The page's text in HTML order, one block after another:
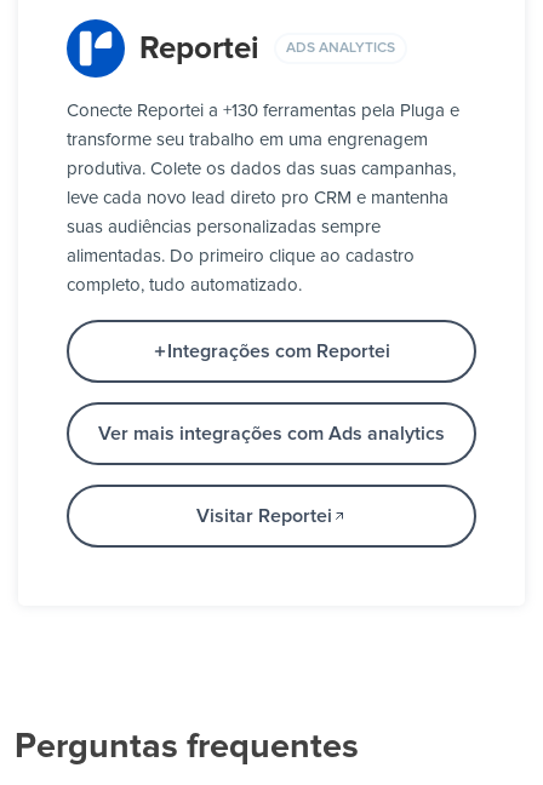
Reportei ADS ANALYTICS
Conecte Reportei a +130 ferramentas pela Pluga e
transforme seu trabalho em uma engrenagem
produtiva. Colete os dados das suas campanhas,
leve cada novo lead direto pro CRM e mantenha
suas audiências personalizadas sempre
alimentadas. Do primeiro clique ao cadastro
completo, tudo automatizado.
Integrações com Reportei
Ver mais integrações com Ads analytics
Visitar Reportei
Perguntas frequentes